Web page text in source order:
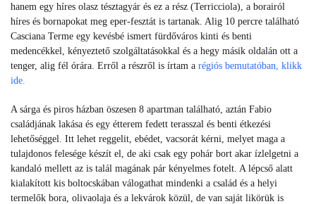
hanem egy híres olasz tésztagyár és ez a rész (Terricciola), a borairól
híres és bornapokat meg eper-fesztát is tartanak. Alig 10 percre található
Casciana Terme egy kevésbé ismert fürdőváros kinti és benti
medencékkel, kényeztető szolgáltatásokkal és a hegy másik oldalán ott a
tenger, alig fél órára. Erről a részről is írtam a régiós bemutatóban, klikk
ide.
A sárga és piros házban öszesen 8 apartman található, aztán Fabio
családjának lakása és egy étterem fedett terasszal és benti étkezési
lehetőséggel. Itt lehet reggelit, ebédet, vacsorát kérni, melyet maga a
tulajdonos felesége készít el, de aki csak egy pohár bort akar ízlelgetni a
kandaló mellett az is talál magának pár kényelmes fotelt. A lépcső alatt
kialakított kis boltocskában válogathat mindenki a család és a helyi
termelők bora, olivaolaja és a lekvárok közül, de van saját likörük is